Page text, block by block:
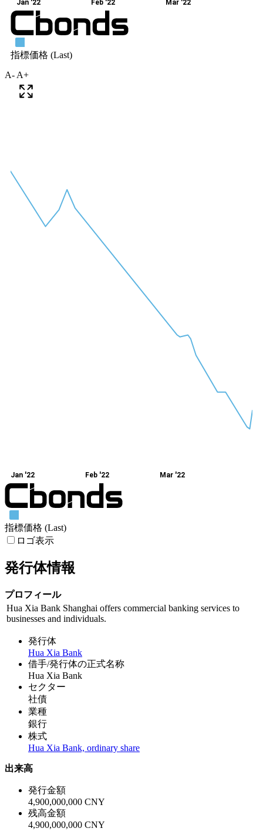
A- A+
Jan '22 Feb '22 Mar '22
指標価格 (Last)
ロゴ表示
発行体情報
プロフィール
Hua Xia Bank Shanghai offers commercial banking services to
businesses and individuals.
発行体
Hua Xia Bank
借手/発行体の正式名称
Hua Xia Bank
セクター
社債
業種
銀行
株式
Hua Xia Bank, ordinary share
出来高
発行金額
4,900,000,000 CNY
残高金額
4,900,000,000 CNY